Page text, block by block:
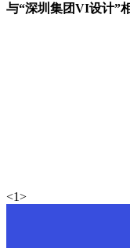
与“深圳集团VI设计”
<1>